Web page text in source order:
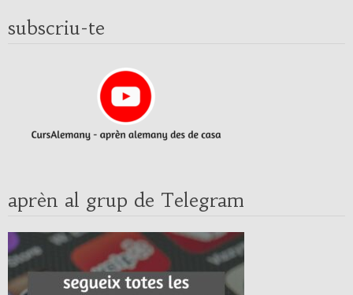
subscriu-te
aprèn al grup de Telegram